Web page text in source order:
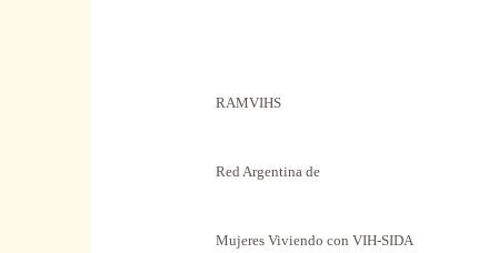
RAMVIHS
Red Argentina de
Mujeres Viviendo con VIH-SIDA